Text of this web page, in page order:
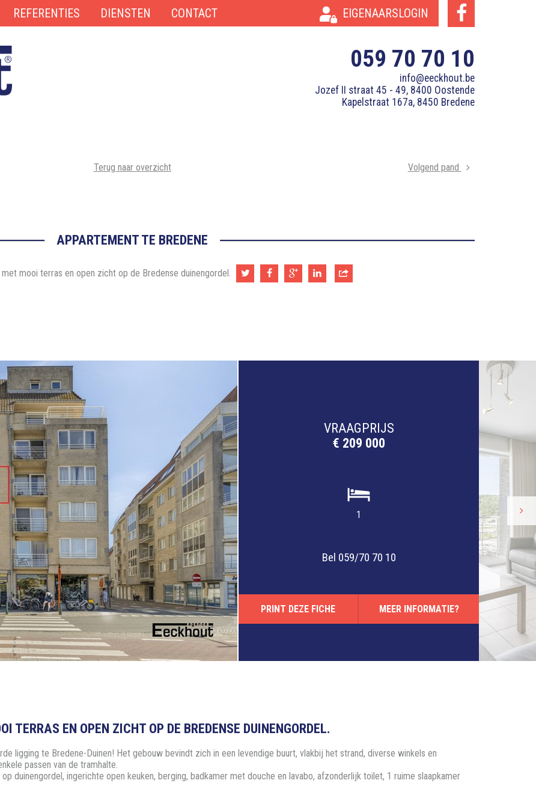
REFERENTIES DIENSTEN CONTACT EIGENAARSLOGIN
059 70 70 10
info@eeckhout.be
Jozef II straat 45 - 49, 8400 Oostende
Kapelstraat 167a, 8450 Bredene
Terug naar overzicht Volgend pand
APPARTEMENT TE BREDENE
mooi terras en open zicht op de Bredense duinengordel.
VRAAGPRIJS
€ 209 000
1
Bel 059/70 70 10
PRINT DEZE FICHE MEER INFORMATIE?
TERRAS EN OPEN ZICHT OP DE BREDENSE DUINENGORDEL.
ligging te Bredene-Duinen! Het gebouw bevindt zich in een levendige buurt, vlakbij het strand, diverse winkels en
passen van de tramhalte.
duinengordel, ingerichte open keuken, berging, badkamer met douche en lavabo, afzonderlijk toilet, 1 ruime slaapkamer